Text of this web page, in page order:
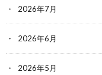
2026年7月
2026年6月
2026年5月